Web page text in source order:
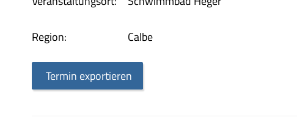
Region: Calbe
Termin exportieren